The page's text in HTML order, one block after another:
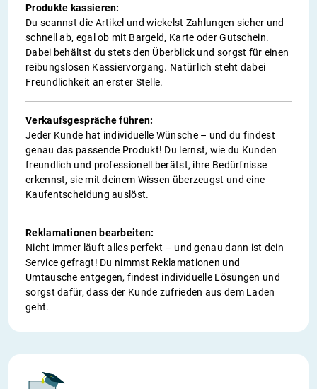
Produkte kassieren:
Du scannst die Artikel und wickelst Zahlungen sicher und
schnell ab, egal ob mit Bargeld, Karte oder Gutschein.
Dabei behältst du stets den Überblick und sorgst für einen
reibungslosen Kassiervorgang. Natürlich steht dabei
Freundlichkeit an erster Stelle.
Verkaufsgespräche führen:
Jeder Kunde hat individuelle Wünsche – und du findest
genau das passende Produkt! Du lernst, wie du Kunden
freundlich und professionell berätst, ihre Bedürfnisse
erkennst, sie mit deinem Wissen überzeugst und eine
Kaufentscheidung auslöst.
Reklamationen bearbeiten:
Nicht immer läuft alles perfekt – und genau dann ist dein
Service gefragt! Du nimmst Reklamationen und
Umtausche entgegen, findest individuelle Lösungen und
sorgst dafür, dass der Kunde zufrieden aus dem Laden
geht.